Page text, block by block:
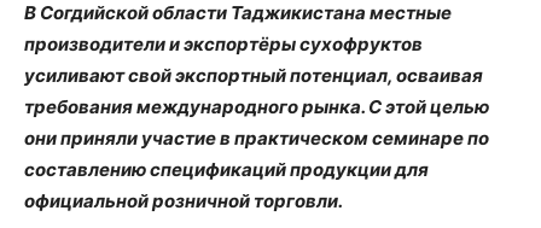
В Согдийской области Таджикистана местные
производители и экспортёры сухофруктов
усиливают свой экспортный потенциал, осваивая
требования международного рынка. С этой целью
они приняли участие в практическом семинаре по
составлению спецификаций продукции для
официальной розничной торговли.